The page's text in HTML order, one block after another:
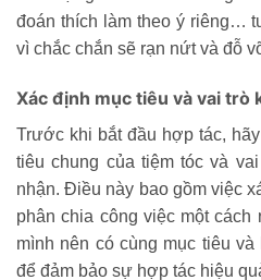
đoán thích làm theo ý riêng…
vì chắc chắn sẽ rạn nứt và đỗ
Xác định mục tiêu và vai trò
Trước khi bắt đầu hợp tác,
tiêu chung của tiệm tóc và
nhận. Điều này bao gồm việc
phân chia công việc một cách
mình nên có cùng mục tiêu
để đảm bảo sự hợp tác hiệu